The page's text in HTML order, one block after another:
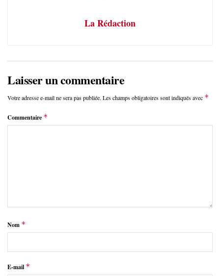
La Rédaction
Laisser un commentaire
Votre adresse e-mail ne sera pas publiée. Les champs obligatoires sont indiqués avec *
Commentaire *
Nom *
E-mail *